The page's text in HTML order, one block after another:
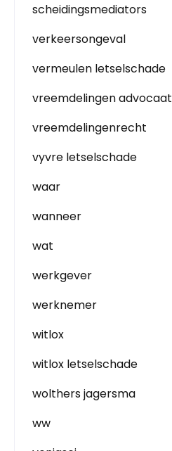
scheidingsmediators
verkeersongeval
vermeulen letselschade
vreemdelingen advocaat
vreemdelingenrecht
vyvre letselschade
waar
wanneer
wat
werkgever
werknemer
witlox
witlox letselschade
wolthers jagersma
ww